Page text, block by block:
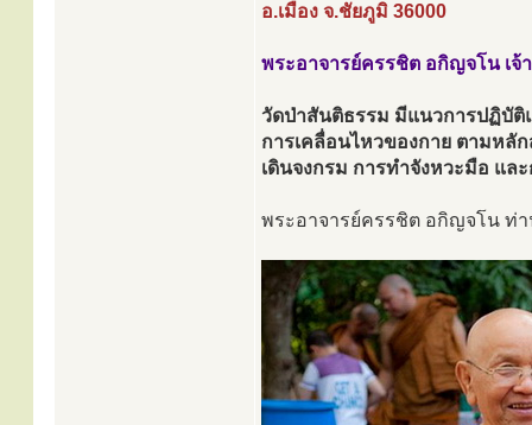
อ.เมือง จ.ชัยภูมิ 36000
พระอาจารย์ครรชิต อกิญจโน เจ้
วัดป่าสันติธรรม มีแนวการปฏิบัติ
การเคลื่อนไหวของกาย ตามหลั
เดินจงกรม การทำจังหวะมือ แล
พระอาจารย์ครรชิต อกิญจโน ท่